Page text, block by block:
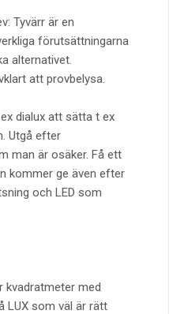
Tyvärr är en
förutsättningarna
alternativet.
att provbelysa.
dialux att sätta t ex
Utgå efter
man är osäker. Få ett
kommer ge även efter
och LED som
kvadratmeter med
LUX som väl är rätt